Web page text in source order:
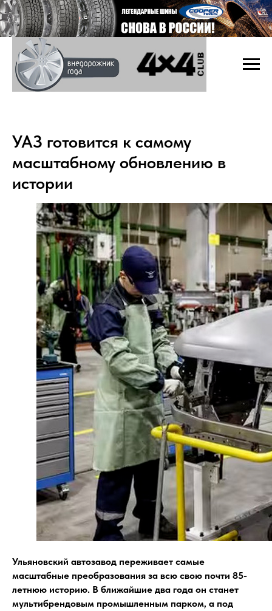
УАЗ готовится к самому
масштабному обновлению в
истории
Ульяновский автозавод переживает самые
масштабные преобразования за всю свою почти 85-
летнюю историю. В ближайшие два года он станет
мультибрендовым промышленным парком, а под